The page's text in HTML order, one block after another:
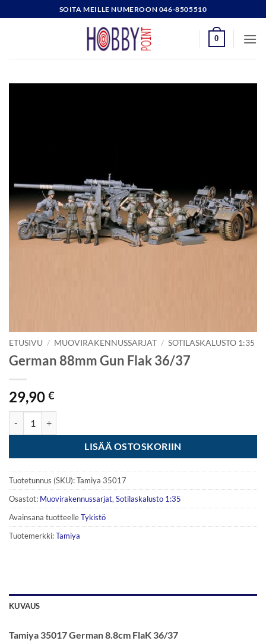
to
SOITA MEILLE NUMEROON 046-8505510
0
ETUSIVU / MUOVIRAKENNUSSARJAT / SOTILASKALUSTO 1:35
German 88mm Gun Flak 36/37
29,90 €
LISÄÄ OSTOSKORIIN
Tuotetunnus (SKU):Tamiya 35017
Osastot: Muovirakennussarjat, Sotilaskalusto 1:35
Avainsana tuotteelleTykistö
Tuotemerkki:Tamiya
KUVAUS
Tamiya 35017 German 8.8cm FlaK 36/37